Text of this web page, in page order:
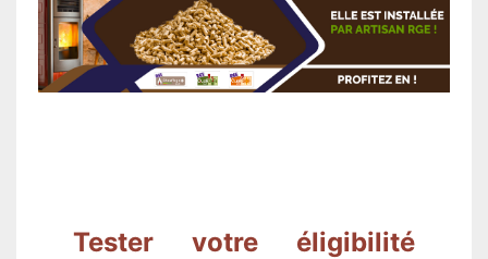
Tester votre éligibilité